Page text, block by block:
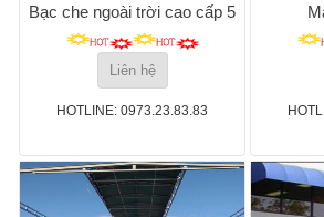
Bạc che ngoài trời cao cấp 5
Liên hệ
HOTLINE: 0973.23.83.83